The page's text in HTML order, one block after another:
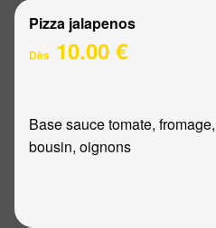
Pizza jalapenos
Dès 10.00 €
Base sauce tomate,
bousin, oignons